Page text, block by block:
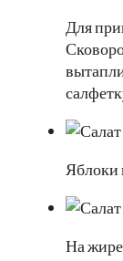
Для
Яблоки
На жире